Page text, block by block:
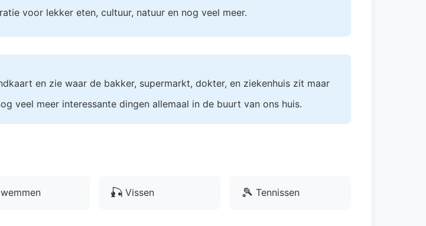
voor lekker eten, cultuur, natuur en nog veel meer.
en zie waar de bakker, supermarkt, dokter, en ziekenhuis zit maar
veel meer interessante dingen allemaal in de buurt van ons huis.
🎣 Vissen 🎾 Tennissen